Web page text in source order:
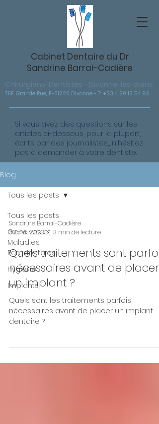
76F Grande Rue, F-01220 Divonne - T: +33 4 50 13 54 86
Cabinet Dentaire du Dr
Sandrine Barral-Cadière
Chirurgiens-Dentistes - Divonne-les-Bains
Si vous avez des questions sur les
articles ci-dessous, pour la plupart,
écrits par des journalistes,, n'hésitez
pas à demander à votre dentiste.
Blog
Tous les posts
Gencives et
Maladies
Parodontales
Hygiène
Implants
Tous les posts
Sandrine Barral-Cadière
30 avr. 2023
3 min de lecture
Quels traitements sont parfois
nécessaires avant de placer
un implant ?
Quels sont les traitements parfois
nécessaires avant de placer un implant
dentaire ?